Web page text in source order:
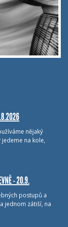
nějaký
na kole,
- 20.9.
postupů a
jednom zátiší, na